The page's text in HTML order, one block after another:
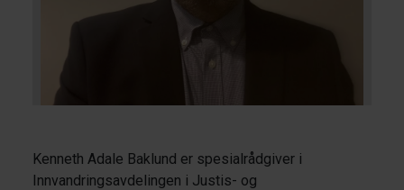
Kenneth Adale Baklund er spesialrådgiver i
Innvandringsavdelingen i Justis- og